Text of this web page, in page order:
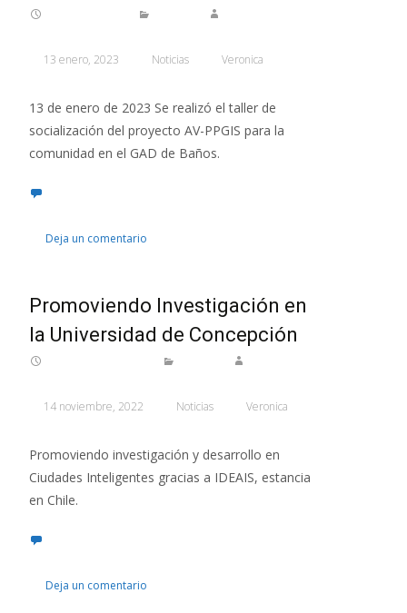
13 enero, 2023 Noticias Veronica
13 de enero de 2023 Se realizó el taller de
socialización del proyecto AV-PPGIS para la
comunidad en el GAD de Baños.
Deja un comentario
Promoviendo Investigación en
la Universidad de Concepción
14 noviembre, 2022 Noticias Veronica
Promoviendo investigación y desarrollo en
Ciudades Inteligentes gracias a IDEAIS, estancia
en Chile.
Deja un comentario